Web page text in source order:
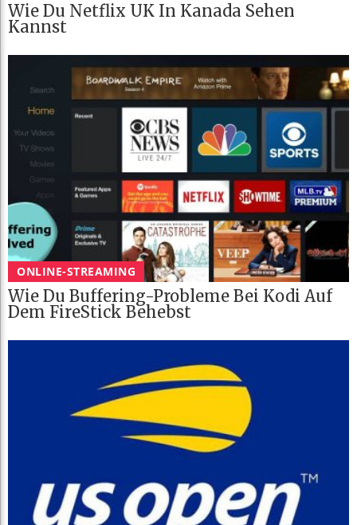
Wie Du Netflix UK In Kanada Sehen
Kannst
ONLINE-STREAMING
Wie Du Buffering-Probleme Bei Kodi Auf
Dem FireStick Behebst